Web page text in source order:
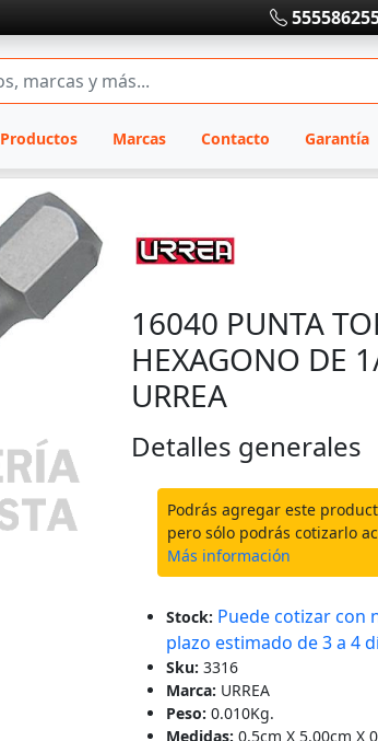
Productos Marcas Contacto Garantía
16040 PUNTA
HEXAGONO DE
URREA
Detalles generales
Podrás agregar este
pero sólo podrás cotizarlo
Más información
Stock: Puede cotizar con
plazo estimado de 3 a 4
Sku: 3316
Marca: URREA
Peso: 0.010Kg.
Medidas: 0.5cm X 5.00cm X